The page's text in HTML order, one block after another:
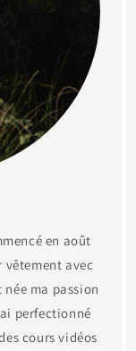
en août
vêtement avec
ma passion
perfectionné
cours vidéos